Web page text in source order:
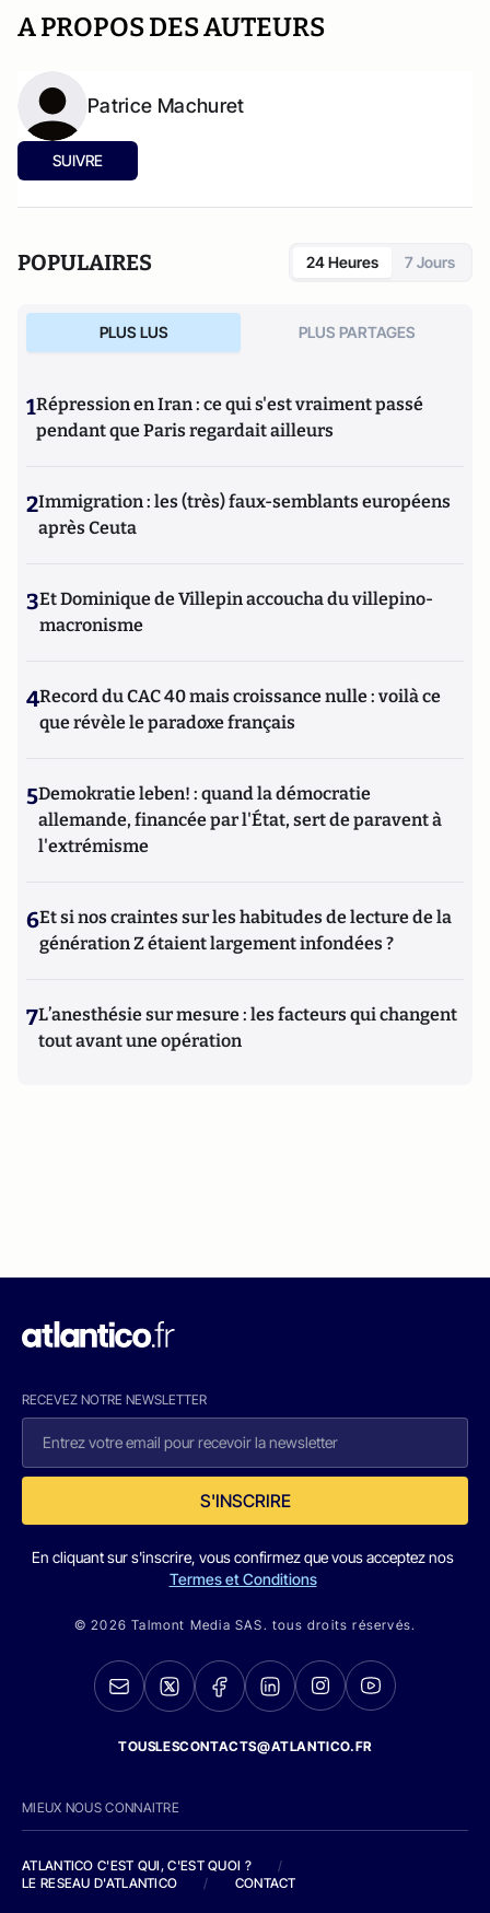
A PROPOS DES AUTEURS
Patrice Machuret
SUIVRE
POPULAIRES 24 Heures 7 Jours
PLUS LUS PLUS PARTAGES
1Répression en Iran : ce qui s'est vraiment passé
pendant que Paris regardait ailleurs
2Immigration : les (très) faux-semblants européens
après Ceuta
3Et Dominique de Villepin accoucha du villepino-
macronisme
4Record du CAC 40 mais croissance nulle : voilà ce
que révèle le paradoxe français
5Demokratie leben! : quand la démocratie
allemande, financée par l'État, sert de paravent à
l'extrémisme
6Et si nos craintes sur les habitudes de lecture de la
génération Z étaient largement infondées ?
7L’anesthésie sur mesure : les facteurs qui changent
tout avant une opération
RECEVEZ NOTRE NEWSLETTER
S'INSCRIRE
En cliquant sur s'inscrire, vous confirmez que vous acceptez nos
Termes et Conditions
© 2026 Talmont Media SAS. tous droits réservés.
TOUSLESCONTACTS@ATLANTICO.FR
MIEUX NOUS CONNAITRE
ATLANTICO C'EST QUI, C'EST QUOI ?
/
LE RESEAU D'ATLANTICO
/ CONTACT